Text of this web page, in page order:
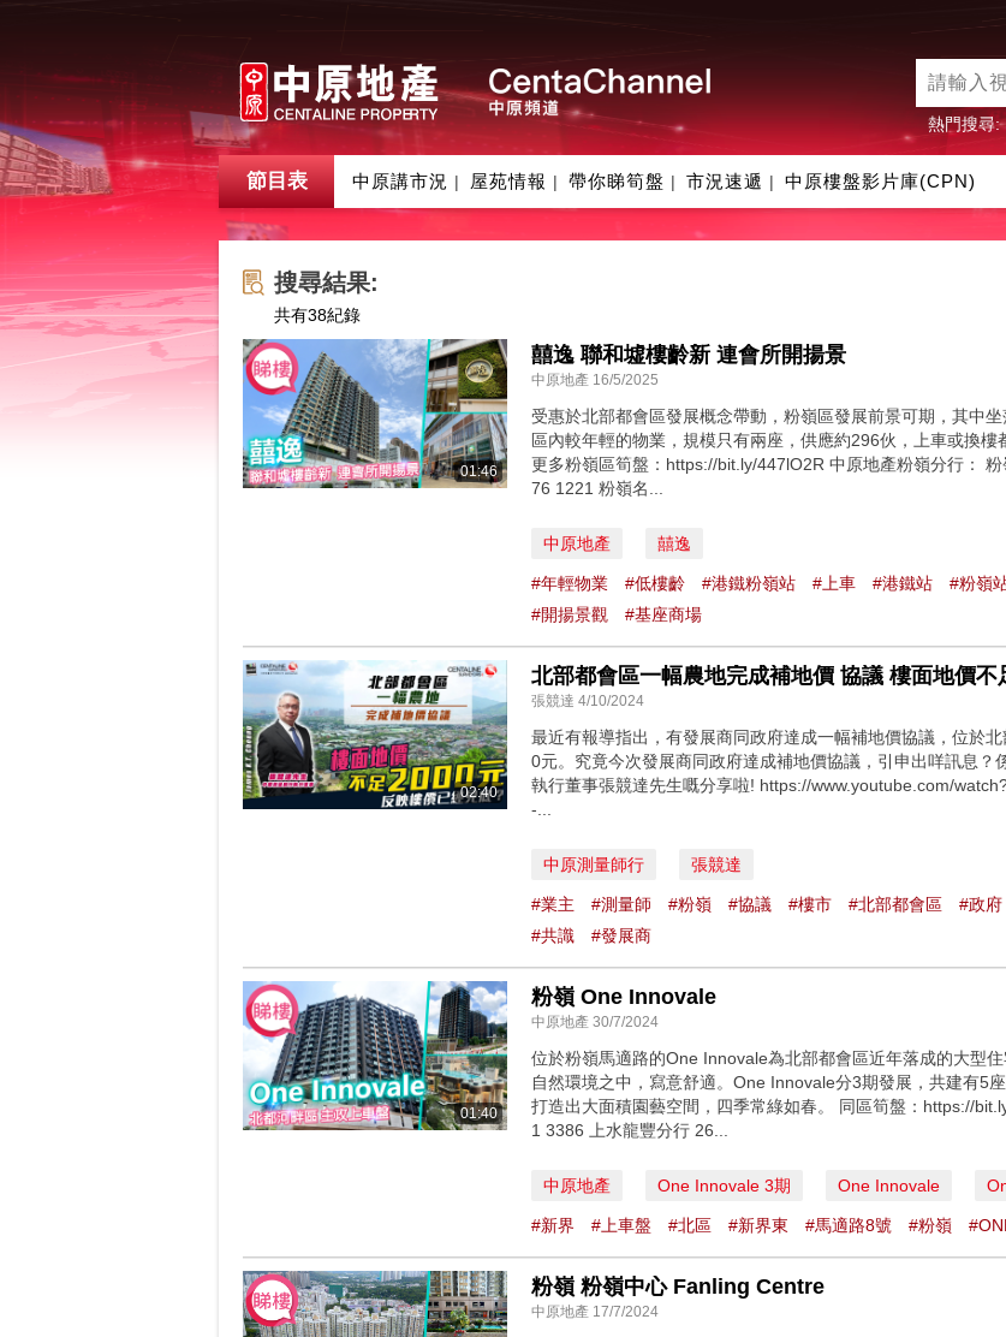
熱門搜尋:
節目表 中原講市況 | 屋苑情報 | 帶你睇筍盤 | 市況速遞 | 中原樓盤影片庫(CPN)
搜尋結果:
共有38紀錄
01:46
囍逸 聯和墟樓齡新 連會所開揚景
中原地產 16/5/2025
受惠於北部都會區發展概念帶動，粉嶺區發展前景可期，其中
區內較年輕的物業，規模只有兩座，供應約296伙，上車或換
更多粉嶺區筍盤：https://bit.ly/447lO2R 中原地產粉嶺分行：
76 1221 粉嶺名...
中原地產 囍逸
#年輕物業 #低樓齡 #港鐵粉嶺站 #上車 #港鐵站 #粉嶺
#開揚景觀
#基座商場
02:40
張競達 4/10/2024
最近有報導指出，有發展商同政府達成一幅補地價協議，位於
0元。究竟今次發展商同政府達成補地價協議，引申出咩訊息
執行董事張競達先生嘅分享啦! https://www.youtube.com/
-...
中原測量師行 張競達
#業主 #測量師 #粉嶺 #協議 #樓市 #北部都會區 #政府
#共識
#發展商
01:40
粉嶺 One Innovale
中原地產 30/7/2024
位於粉嶺馬適路的One Innovale為北部都會區近年落成的大型
自然環境之中，寫意舒適。One Innovale分3期發展，共建有5
打造出大面積園藝空間，四季常綠如春。 同區筍盤：https://
1 3386 上水龍豐分行 26...
中原地產 One Innovale 3期 One Innovale
#新界 #上車盤 #北區 #新界東 #馬適路8號 #粉嶺
粉嶺 粉嶺中心 Fanling Centre
中原地產 17/7/2024